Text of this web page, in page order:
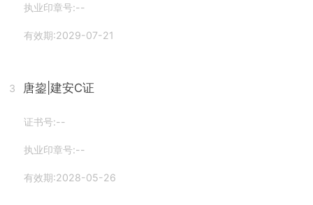
执业印章号:--
有效期:2029-07-21
3 唐鋆 |建安C证
证书号:--
执业印章号:--
有效期:2028-05-26